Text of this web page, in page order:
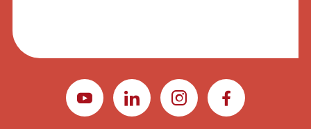
YOUTUBELINKEDININSTAGRAMFACEBOOK